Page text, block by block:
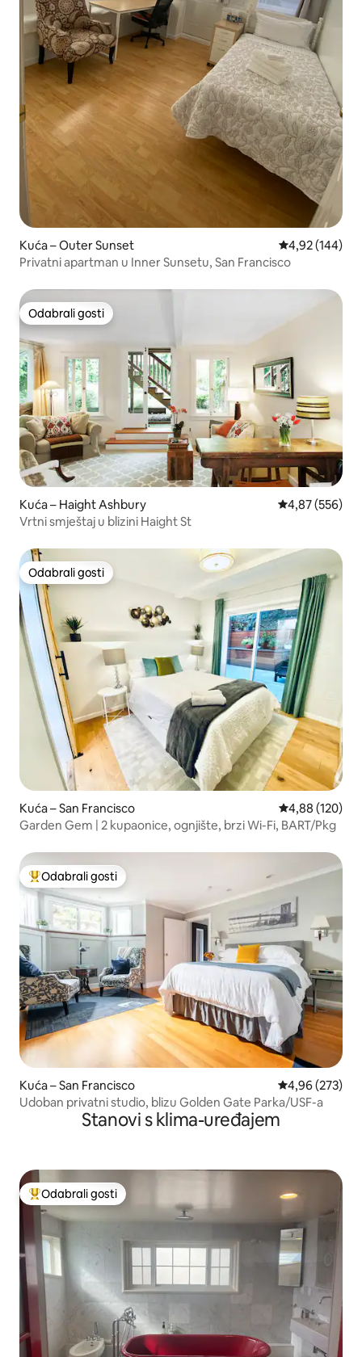
Kuća – Outer Sunset Prosječna
4,92 (144)
Privatni apartman u Inner Sunsetu, San Francisco
Odabrali gosti
Odabrali gosti
Kuća – Haight Ashbury Prosječna
4,87 (556)
Vrtni smještaj u blizini Haight St
Odabrali gosti
Odabrali gosti
Kuća – San Francisco Prosječna
4,88 (120)
Garden Gem | 2 kupaonice, ognjište, brzi Wi-Fi, BART/Pkg
Među najviše rangiranima s oznakom „Odabrali gosti”
Odabrali gosti
Kuća – San Francisco Prosječna
4,96 (273)
Udoban privatni studio, blizu Golden Gate Parka/USF-a
Stanovi s klima-uređajem
Među najviše rangiranima s oznakom „Odabrali gosti”
Odabrali gosti